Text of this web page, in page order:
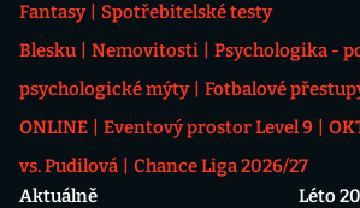
Fantasy
Spotřebitelské testy
Blesku
Nemovitosti
Psychologika -
psychologické mýty
Fotbalové
ONLINE
Eventový prostor Level 9
vs. Pudilová
Chance Liga 2026/27
Aktuálně
Léto